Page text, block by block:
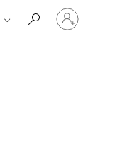
请
登